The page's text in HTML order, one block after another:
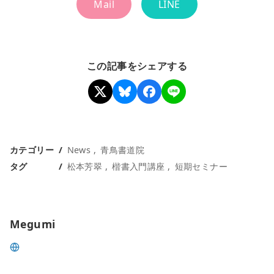
Mail LINE
この記事をシェアする
カテゴリー News
青鳥書道院
タグ
松本芳翠 楷書入門講座 短期セミナー
Megumi